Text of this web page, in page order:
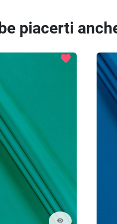
piacerti
visibility
favorite